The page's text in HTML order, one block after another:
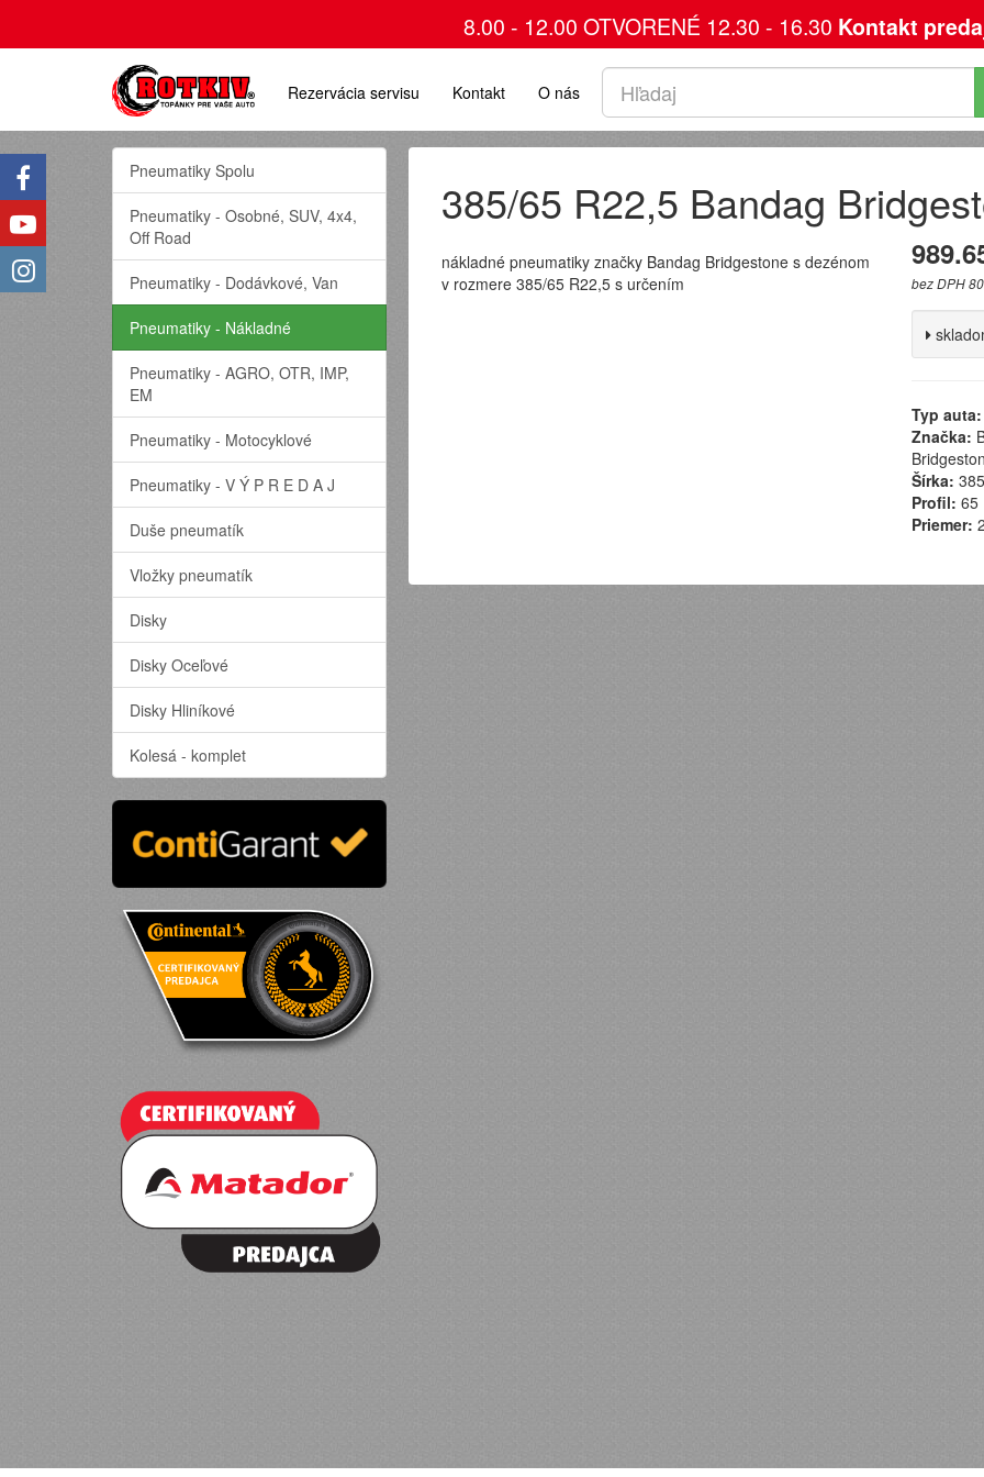
8.00 - 12.00 OTVORENÉ 12.30 - 16.30 Kontakt
Rezervácia servisu Kontakt O nás
385/65 R22,5 Bandag
nákladné pneumatiky značky Bandag Bridgestone s dezénom
v rozmere 385/65 R22,5 s určením
bez DPH
Typ auta:
Značka:
Šírka: 385
Profil: 65
Priemer:
Pneumatiky Spolu
Pneumatiky - Osobné, SUV, 4x4,
Off Road
Pneumatiky - Dodávkové, Van
Pneumatiky - Nákladné
Pneumatiky - AGRO, OTR, IMP,
EM
Pneumatiky - Motocyklové
Pneumatiky - V Ý P R E D A J
Duše pneumatík
Vložky pneumatík
Disky
Disky Oceľové
Disky Hliníkové
Kolesá - komplet